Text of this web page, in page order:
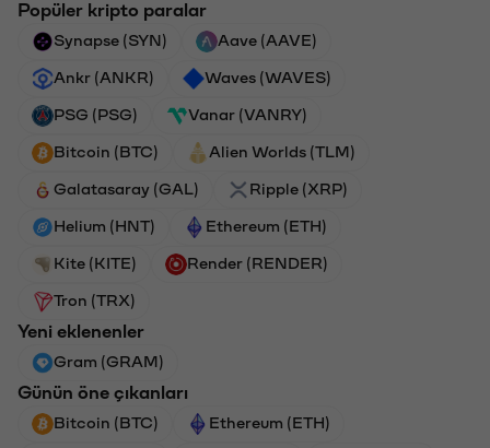
Popüler kripto paralar
Synapse (SYN) Aave (AAVE)
Ankr (ANKR) Waves (WAVES)
PSG (PSG) Vanar (VANRY)
Bitcoin (BTC) Alien Worlds (TLM)
Galatasaray (GAL) Ripple (XRP)
Helium (HNT) Ethereum (ETH)
Kite (KITE) Render (RENDER)
Tron (TRX)
Yeni eklenenler
Gram (GRAM)
Günün öne çıkanları
Bitcoin (BTC) Ethereum (ETH)